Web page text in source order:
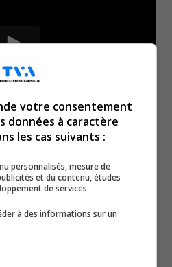
vous offrons vos nouvelles
grâce à des journalistes
votre consentement
données à caractère
les cas suivants :
personnalisés, mesure de
et du contenu, études
de services
à des informations sur un